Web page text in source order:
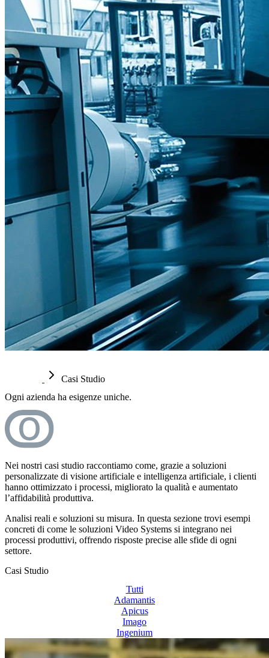
Casi Studio
Ogni azienda ha esigenze uniche.
Nei nostri casi studio raccontiamo come, grazie a soluzioni
personalizzate di visione artificiale e intelligenza artificiale, i clienti
hanno ottimizzato i processi, migliorato la qualità e aumentato
l’affidabilità produttiva.
Analisi reali e soluzioni su misura. In questa sezione trovi esempi
concreti di come le soluzioni Video Systems si integrano nei
processi produttivi, offrendo risposte precise alle sfide di ogni
settore.
Casi Studio
Tutti
Adamantis
Apicus
Imago
Ingenium